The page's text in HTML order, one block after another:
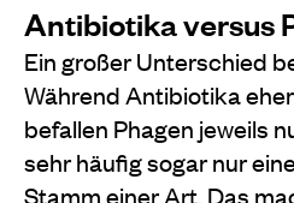
Antibiotika versus
Ein großer Unterschied
Während Antibiotika
befallen Phagen jeweils
sehr häufig sogar nur
Stamm einer Art. Das